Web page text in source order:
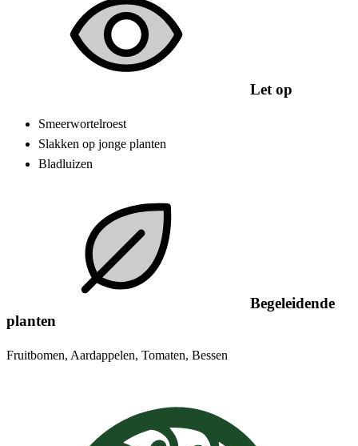
Let op
Smeerwortelroest
Slakken op jonge planten
Bladluizen
Begeleidende
planten
Fruitbomen, Aardappelen, Tomaten, Bessen